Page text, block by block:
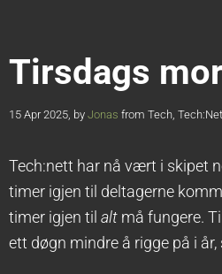
Tirsdags
15 Apr 2025, by Jonas from Tech, Tech:Net,
Tech:nett har nå vært i skipet
timer igjen til deltagerne
timer igjen til alt må fungere.
ett døgn mindre å rigge på i år,